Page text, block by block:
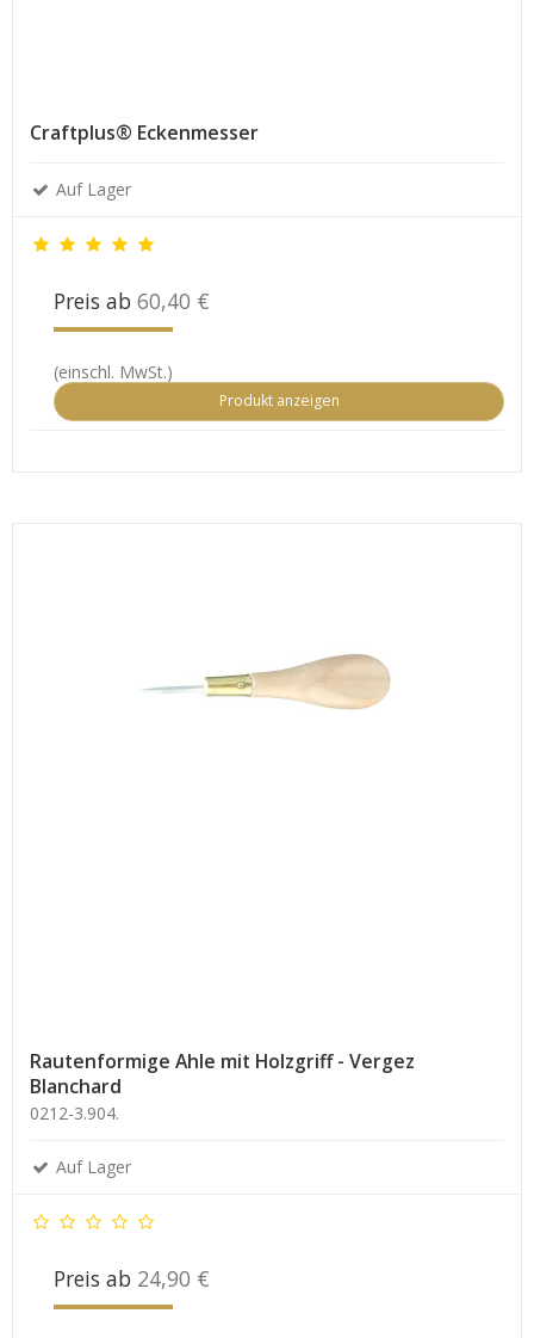
Craftplus® Eckenmesser
Auf Lager
Preis ab 60,40 €
(einschl. MwSt.)
Produkt anzeigen
Rautenformige Ahle mit Holzgriff - Vergez
Blanchard
0212-3.904.
Auf Lager
Preis ab 24,90 €